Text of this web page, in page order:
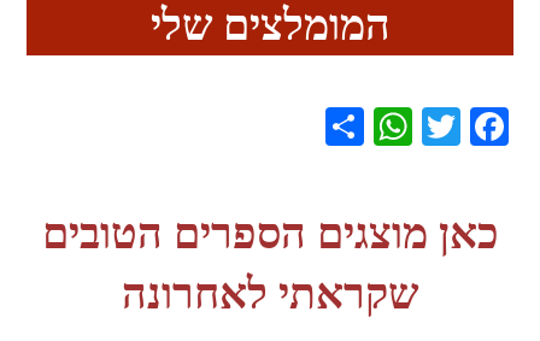
המומלצים שלי
Fa
ok
T
r
W
A
pp
כאן מוצגים הספרים הטובים
שקראתי לאחרונה